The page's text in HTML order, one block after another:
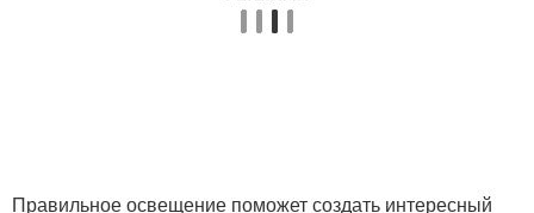
Правильное освещение поможет создать интересный